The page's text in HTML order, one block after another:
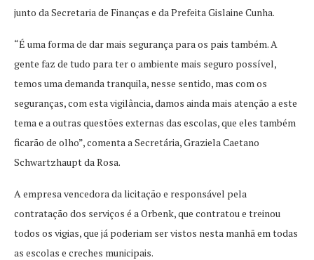
junto da Secretaria de Finanças e da Prefeita Gislaine Cunha.
“É uma forma de dar mais segurança para os pais também. A
gente faz de tudo para ter o ambiente mais seguro possível,
temos uma demanda tranquila, nesse sentido, mas com os
seguranças, com esta vigilância, damos ainda mais atenção a este
tema e a outras questões externas das escolas, que eles também
ficarão de olho”, comenta a Secretária, Graziela Caetano
Schwartzhaupt da Rosa.
A empresa vencedora da licitação e responsável pela
contratação dos serviços é a Orbenk, que contratou e treinou
todos os vigias, que já poderiam ser vistos nesta manhã em todas
as escolas e creches municipais.